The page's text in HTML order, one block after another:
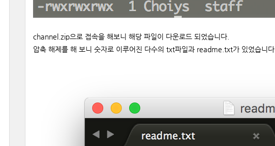
channel.zip으로 접속을 해보니 해당 파일이 다운로드 되었습니다.
압축 해제를 해 보니 숫자로 이루어진 다수의 txt파일과 readme.txt가 있었습니다.